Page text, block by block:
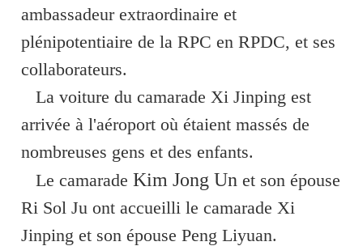
ambassadeur extraordinaire et
plénipotentiaire de la RPC en RPDC, et ses
collaborateurs.
La voiture du camarade Xi Jinping est
arrivée à l'aéroport où étaient massés de
nombreuses gens et des enfants.
Le camarade Kim Jong Un et son épouse
Ri Sol Ju ont accueilli le camarade Xi
Jinping et son épouse Peng Liyuan.